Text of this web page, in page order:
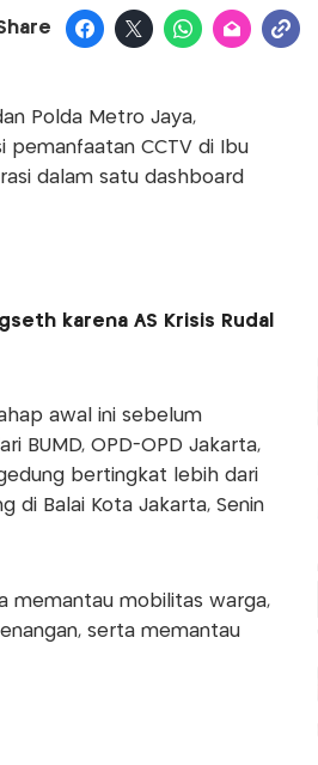
Polda Metro Jaya,
CCTV di Ibu
dalam satu dashboard
karena AS Krisis Rudal
awal ini sebelum
BUMD, OPD-OPD Jakarta,
bertingkat lebih dari
di Balai Kota Jakarta, Senin
memantau mobilitas warga,
serta memantau